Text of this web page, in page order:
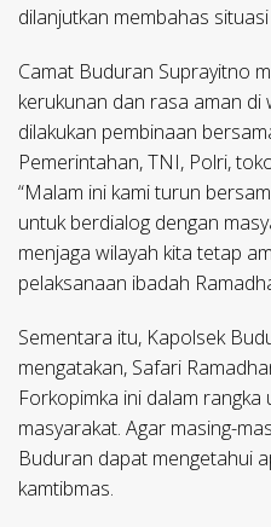
dilanjutkan membahas
Camat Buduran Suprayitno
kerukunan dan rasa aman di
dilakukan pembinaan
Pemerintahan, TNI, Polri,
“Malam ini kami turun
untuk berdialog dengan
menjaga wilayah kita tetap
pelaksanaan ibadah
Sementara itu, Kapolsek
mengatakan, Safari
Forkopimka ini dalam rangka
masyarakat. Agar masing-
Buduran dapat mengetahui
kamtibmas.